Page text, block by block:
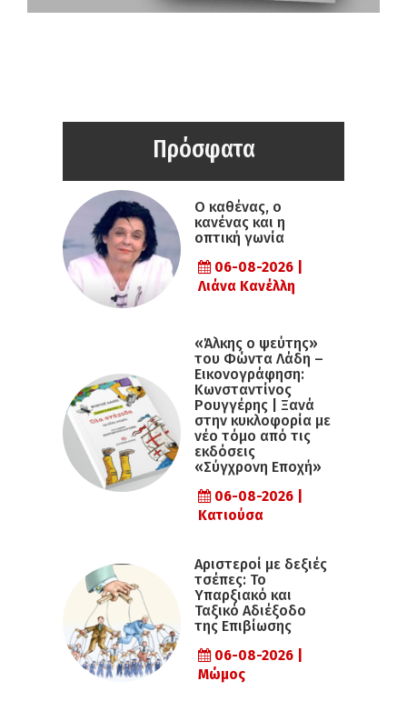
Πρόσφατα
Ο καθένας, ο
κανένας και η
οπτική γωνία
06-08-2026 |
Λιάνα Κανέλλη
«Άλκης ο ψεύτης»
του Φώντα Λάδη –
Εικονογράφηση:
Κωνσταντίνος
Ρουγγέρης | Ξανά
στην κυκλοφορία με
νέο τόμο από τις
εκδόσεις
«Σύγχρονη Εποχή»
06-08-2026 |
Κατιούσα
Αριστεροί με δεξιές
τσέπες: Το
Υπαρξιακό και
Ταξικό Αδιέξοδο
της Επιβίωσης
06-08-2026 |
Μώμος